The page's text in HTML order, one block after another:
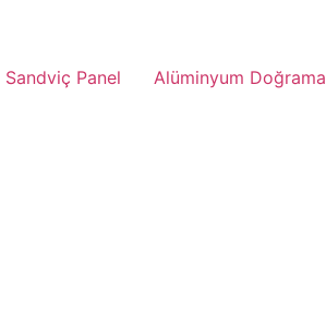
Sandviç Panel Alüminyum Doğrama